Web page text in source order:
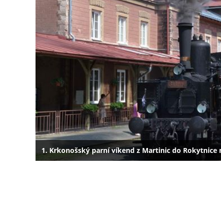
1. Krkonošský parní víkend z Martinic do Rokytnice